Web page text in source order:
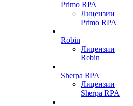
Primo RPA
Лицензии
Primo RPA
Robin
Лицензии
Robin
Sherpa RPA
Лицензии
Sherpa RPA